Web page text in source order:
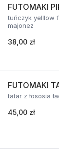
FUTOMAKI
tuńczyk yelllow
majonez
38,00 zł
FUTOMAKI
tatar z łososia
45,00 zł